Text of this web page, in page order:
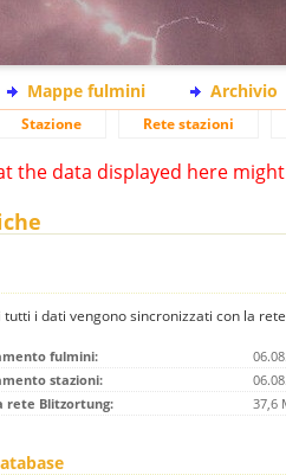
Mappe fulmini Archivio
Stazione Rete stazioni
the data displayed here
i dati vengono sincronizzati con la
fulmini:
stazioni:
rete Blitzortung:
37,6